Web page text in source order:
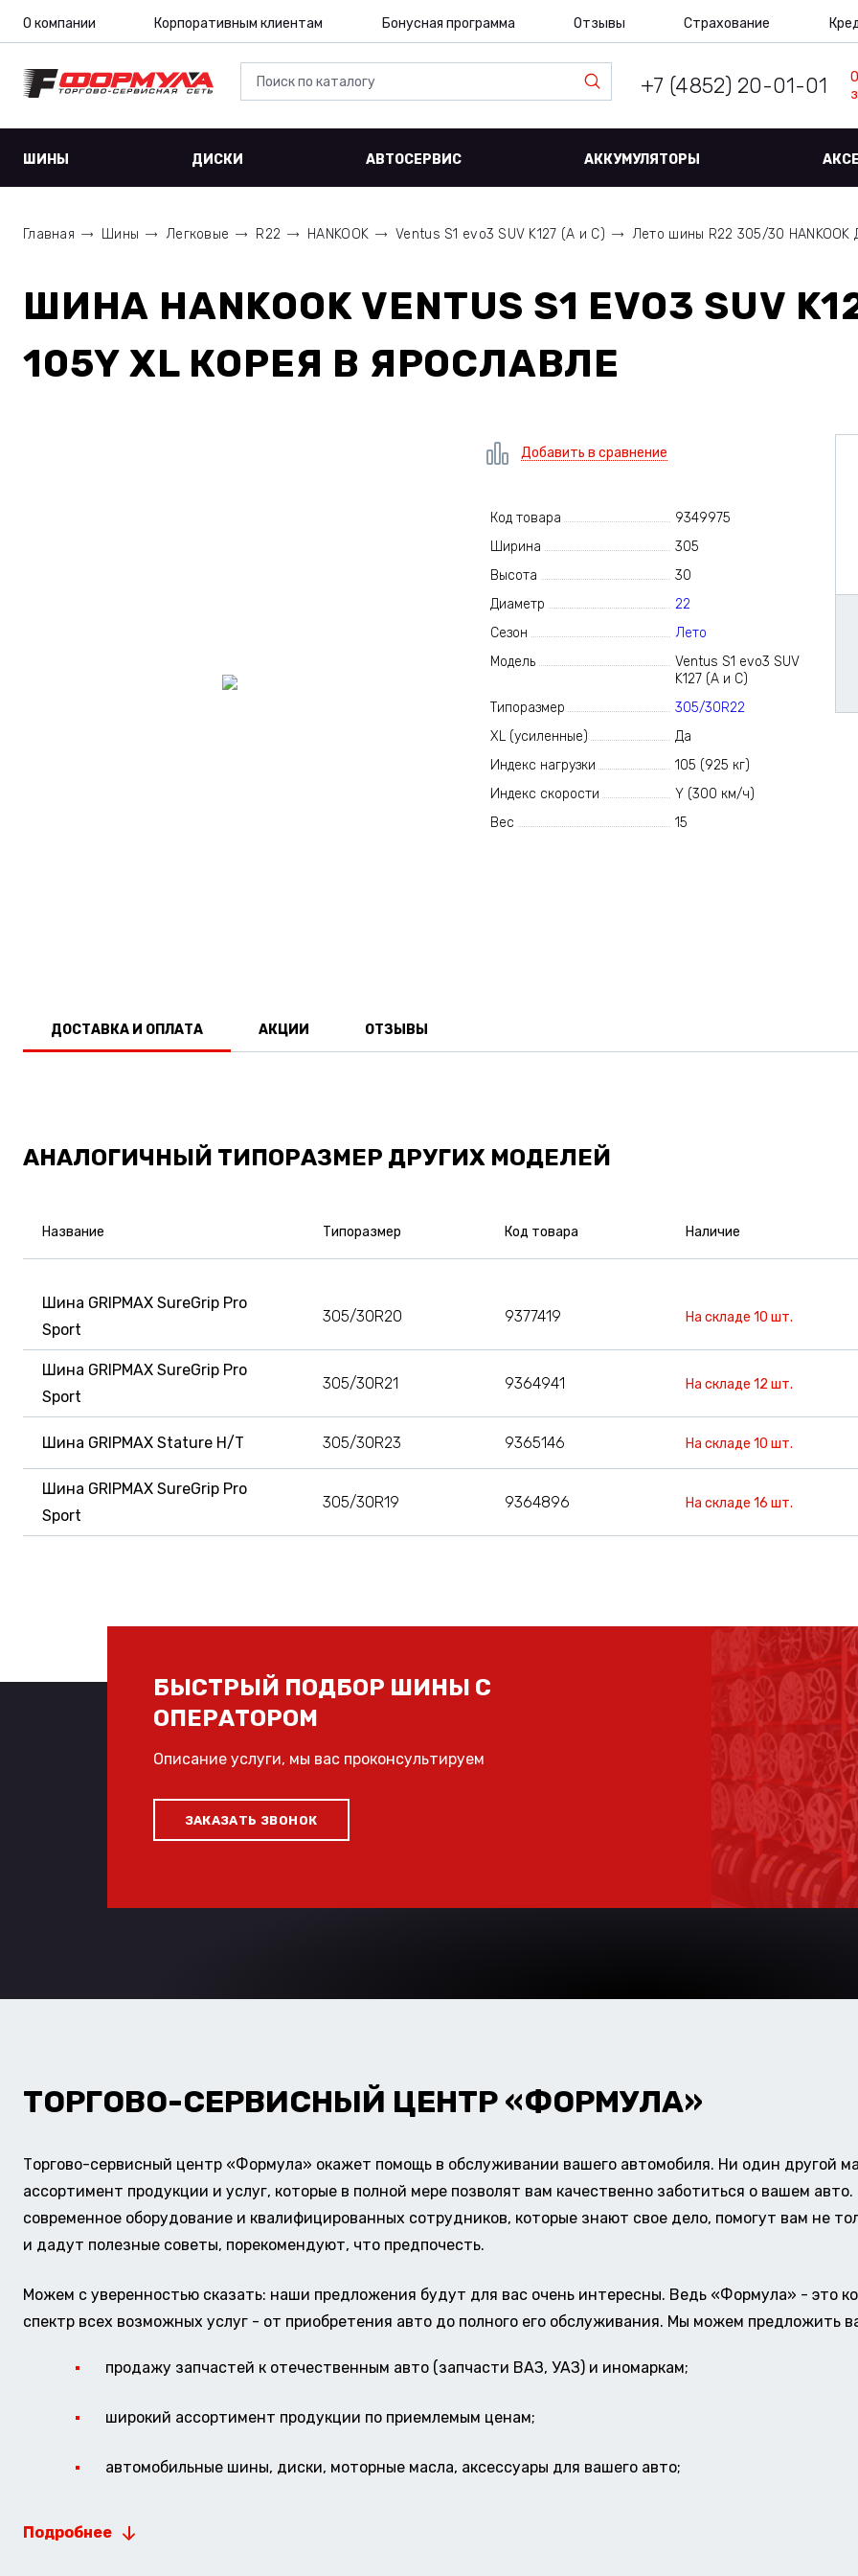
О компании Корпоративным клиентам Бонусная программа Отзывы Страхование
+7 (4852) 20-01-01
ШИНЫ ДИСКИ АВТОСЕРВИС АККУМУЛЯТОРЫ
Главная Шины Легковые R22 HANKOOK Ventus S1 evo3 SUV K127 (A и C) Лето шины R22 305/30
ШИНА HANKOOK VENTUS S1 EVO3 SUV
105Y XL КОРЕЯ В ЯРОСЛАВЛЕ
Добавить в сравнение
Код товара
9349975
Ширина
305
Высота
30
Диаметр
22
Сезон
Лето
Модель
Ventus S1 evo3 SUV
K127 (A и C)
Типоразмер
305/30R22
XL (усиленные)
Да
Индекс нагрузки
105 (925 кг)
Индекс скорости
Y (300 км/ч)
Вес
15
ДОСТАВКА И ОПЛАТА АКЦИИ ОТЗЫВЫ
АНАЛОГИЧНЫЙ ТИПОРАЗМЕР ДРУГИХ МОДЕЛЕЙ
Название Типоразмер Код товара Наличие
Шина GRIPMAX SureGrip Pro
Sport
305/30R20 9377419 На складе 10 шт.
Шина GRIPMAX SureGrip Pro
Sport
305/30R21 9364941 На складе 12 шт.
Шина GRIPMAX Stature H/T 305/30R23 9365146 На складе 10 шт.
Шина GRIPMAX SureGrip Pro
Sport
305/30R19 9364896 На складе 16 шт.
БЫСТРЫЙ ПОДБОР ШИНЫ С
ОПЕРАТОРОМ
Описание услуги, мы вас проконсультируем
ЗАКАЗАТЬ ЗВОНОК
ТОРГОВО-СЕРВИСНЫЙ ЦЕНТР «ФОРМУЛА»
Торгово-сервисный центр «Формула» окажет помощь в обслуживании вашего автомобиля. Ни один другой
ассортимент продукции и услуг, которые в полной мере позволят вам качественно заботиться о вашем
современное оборудование и квалифицированных сотрудников, которые знают свое дело, помогут вам не
и дадут полезные советы, порекомендуют, что предпочесть.
Можем с уверенностью сказать: наши предложения будут для вас очень интересны. Ведь «Формула» - это
спектр всех возможных услуг - от приобретения авто до полного его обслуживания. Мы можем предложить
продажу запчастей к отечественным авто (запчасти ВАЗ, УАЗ) и иномаркам;
широкий ассортимент продукции по приемлемым ценам;
автомобильные шины, диски, моторные масла, аксессуары для вашего авто;
Подробнее